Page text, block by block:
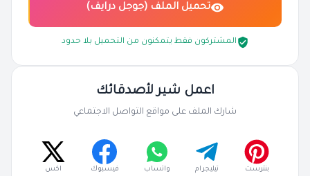
تحميل الملف (جوجل درايف)
المشتركون فقط يتمكنون من التحميل بلا حدود
اعمل شير لأصدقائك
شارك الملف على مواقع التواصل الاجتماعي
بنترست تيليجرام واتساب فيسبوك اكس